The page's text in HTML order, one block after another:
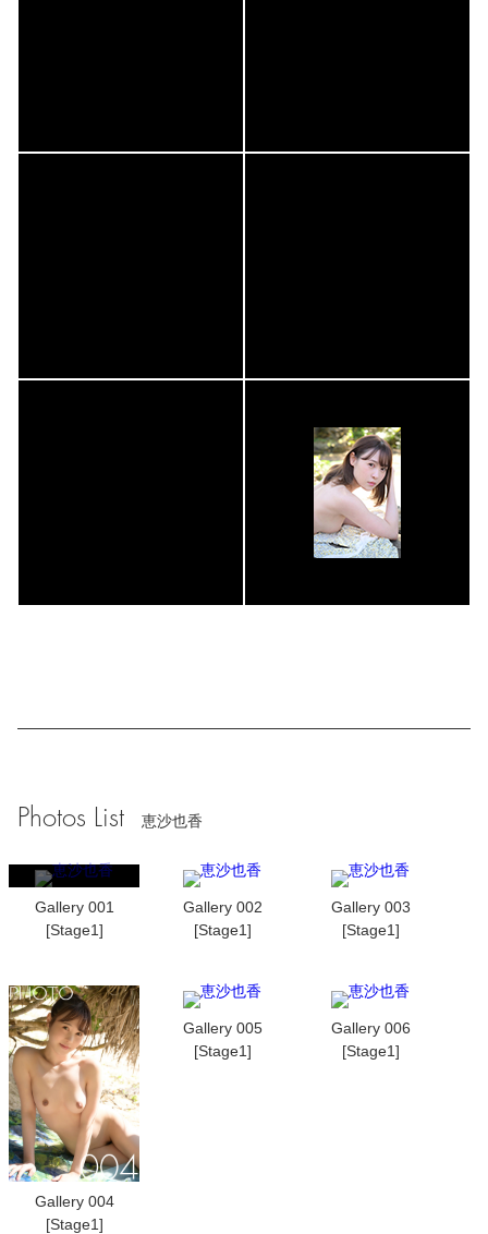
Photos List 恵沙也香
Gallery 001
[Stage1]
Gallery 002
[Stage1]
Gallery 003
[Stage1]
Gallery 004
[Stage1]
Gallery 005
[Stage1]
Gallery 006
[Stage1]